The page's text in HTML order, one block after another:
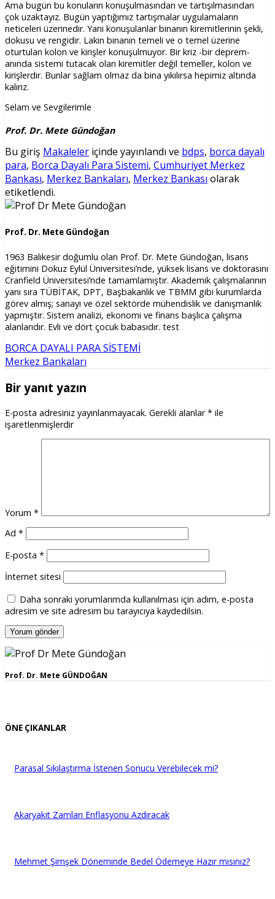
Ama bugün bu konuların konuşulmasından ve tartışılmasından
çok uzaktayız. Bugün yaptığımız tartışmalar uygulamaların
neticeleri üzerinedir. Yani konuşulanlar binanın kiremitlerinin şekli,
dokusu ve rengidir. Lakin binanın temeli ve o temel üzerine
oturtulan kolon ve kirişler konuşulmuyor. Bir kriz -bir deprem-
anında sistemi tutacak olan kiremitler değil temeller, kolon ve
kirişlerdir. Bunlar sağlam olmaz da bina yıkılırsa hepimiz altında
kalırız.
Selam ve Sevgilerimle
Prof. Dr. Mete Gündoğan
Bu giriş Makaleler içinde yayınlandı ve bdps, borca dayalı
para, Borca Dayalı Para Sistemi, Cumhuriyet Merkez
Bankası, Merkez Bankaları, Merkez Bankası olarak
etiketlendi.
Prof. Dr. Mete Gündoğan
1963 Balıkesir doğumlu olan Prof. Dr. Mete Gündoğan, lisans
eğitimini Dokuz Eylül Üniversitesi’nde, yüksek lisans ve doktorasını
Cranfield Üniversitesi’nde tamamlamıştır. Akademik çalışmalarının
yanı sıra TÜBİTAK, DPT, Başbakanlık ve TBMM gibi kurumlarda
görev almış; sanayi ve özel sektörde mühendislik ve danışmanlık
yapmıştır. Sistem analizi, ekonomi ve finans başlıca çalışma
alanlarıdır. Evli ve dört çocuk babasıdır. test
BORCA DAYALI PARA SİSTEMİ
Merkez Bankaları
Bir yanıt yazın
E-posta adresiniz yayınlanmayacak. Gerekli alanlar* ile
işaretlenmişlerdir
Yorum *
Ad *
E-posta *
İnternet sitesi
Daha sonraki yorumlarımda kullanılması için adım, e-posta
adresim ve site adresim bu tarayıcıya kaydedilsin.
Prof. Dr. Mete GÜNDOĞAN
ÖNE ÇIKANLAR
Parasal Sıkılaştırma İstenen Sonucu Verebilecek mi?
Akaryakıt Zamları Enflasyonu Azdıracak
Mehmet Şimşek Döneminde Bedel Ödemeye Hazır mısınız?